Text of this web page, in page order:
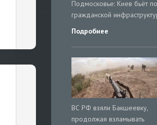
Подмосковье: Киев бьёт по
гражданской
Подробнее
ВС РФ взяли Бакшеевку,
продолжая взламывать